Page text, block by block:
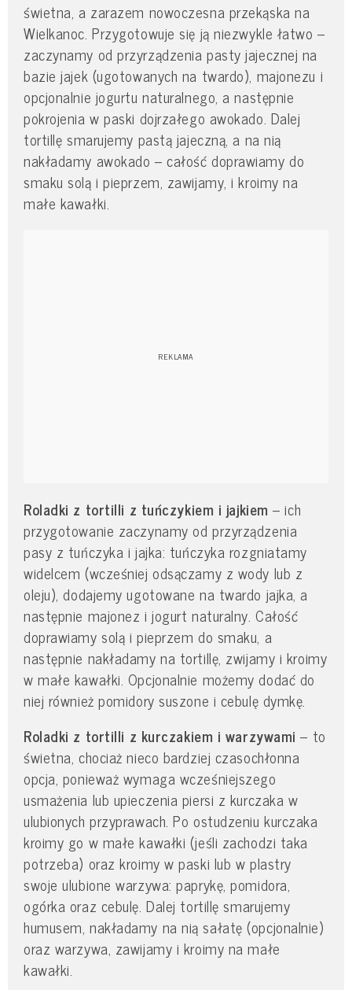
świetna, a zarazem nowoczesna przekąska na
Wielkanoc. Przygotowuje się ją niezwykle łatwo –
zaczynamy od przyrządzenia pasty jajecznej na
bazie jajek (ugotowanych na twardo), majonezu i
opcjonalnie jogurtu naturalnego, a następnie
pokrojenia w paski dojrzałego awokado. Dalej
tortillę smarujemy pastą jajeczną, a na nią
nakładamy awokado – całość doprawiamy do
smaku solą i pieprzem, zawijamy, i kroimy na
małe kawałki.
Roladki z tortilli z tuńczykiem i jajkiem – ich
przygotowanie zaczynamy od przyrządzenia
pasy z tuńczyka i jajka: tuńczyka rozgniatamy
widelcem (wcześniej odsączamy z wody lub z
oleju), dodajemy ugotowane na twardo jajka, a
następnie majonez i jogurt naturalny. Całość
doprawiamy solą i pieprzem do smaku, a
następnie nakładamy na tortillę, zwijamy i kroimy
w małe kawałki. Opcjonalnie możemy dodać do
niej również pomidory suszone i cebulę dymkę.
Roladki z tortilli z kurczakiem i warzywami – to
świetna, chociaż nieco bardziej czasochłonna
opcja, ponieważ wymaga wcześniejszego
usmażenia lub upieczenia piersi z kurczaka w
ulubionych przyprawach. Po ostudzeniu kurczaka
kroimy go w małe kawałki (jeśli zachodzi taka
potrzeba) oraz kroimy w paski lub w plastry
swoje ulubione warzywa: paprykę, pomidora,
ogórka oraz cebulę. Dalej tortillę smarujemy
humusem, nakładamy na nią sałatę (opcjonalnie)
oraz warzywa, zawijamy i kroimy na małe
kawałki.